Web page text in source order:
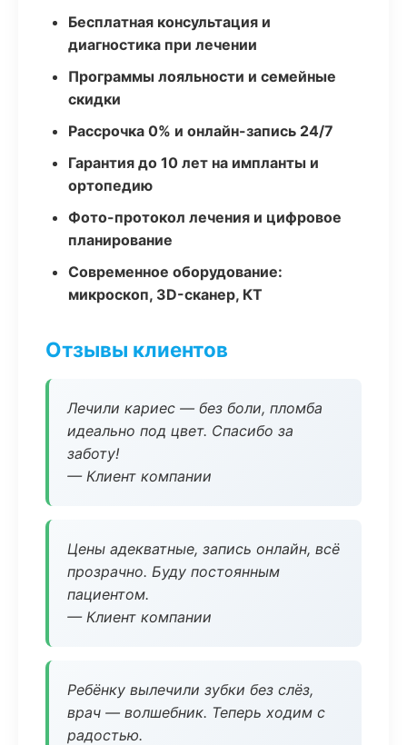
Бесплатная консультация и
диагностика при лечении
Программы лояльности и семейные
скидки
Рассрочка 0% и онлайн-запись 24/7
Гарантия до 10 лет на импланты и
ортопедию
Фото-протокол лечения и цифровое
планирование
Современное оборудование:
микроскоп, 3D-сканер, КТ
Отзывы клиентов
Лечили кариес — без боли, пломба
идеально под цвет. Спасибо за
заботу!
— Клиент компании
Цены адекватные, запись онлайн, всё
прозрачно. Буду постоянным
пациентом.
— Клиент компании
Ребёнку вылечили зубки без слёз,
врач — волшебник. Теперь ходим с
радостью.